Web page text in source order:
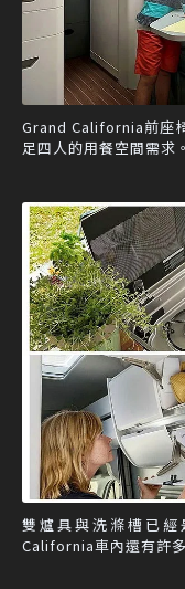
Grand California前座
足四人的用餐空間需求
雙爐具與洗滌槽已
California車內還有許